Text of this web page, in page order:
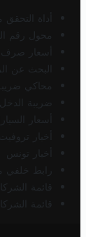
أداة
محول رقم
أسعار صرف
البحث عن
محاكي
ضريبة
أسعار
أخبار تروفيت
أخبار تونس
رابط خلفي
قائمة
قائمة